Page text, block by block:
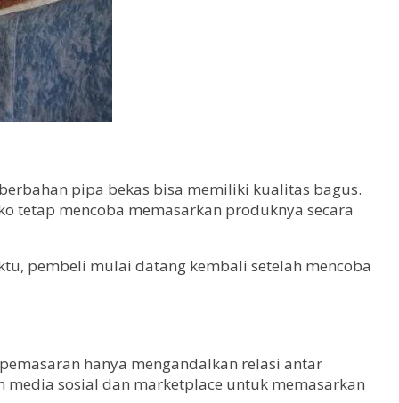
pipa bekas bisa memiliki kualitas bagus.
tetap mencoba memasarkan produknya secara
pembeli mulai datang kembali setelah mencoba
hanya mengandalkan relasi antar
sosial dan marketplace untuk memasarkan